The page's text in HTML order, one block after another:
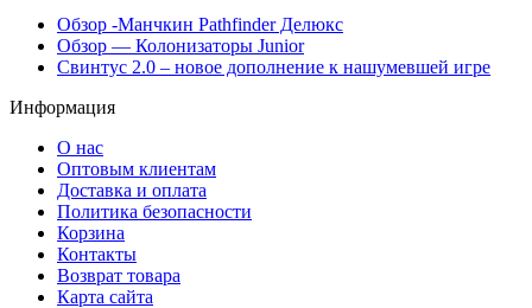
Обзор -Манчкин Pathfinder Делюкс
Обзор — Колонизаторы Junior
Свинтус 2.0 – новое дополнение к нашумевшей игре
Информация
О нас
Оптовым клиентам
Доставка и оплата
Политика безопасности
Корзина
Контакты
Возврат товара
Карта сайта